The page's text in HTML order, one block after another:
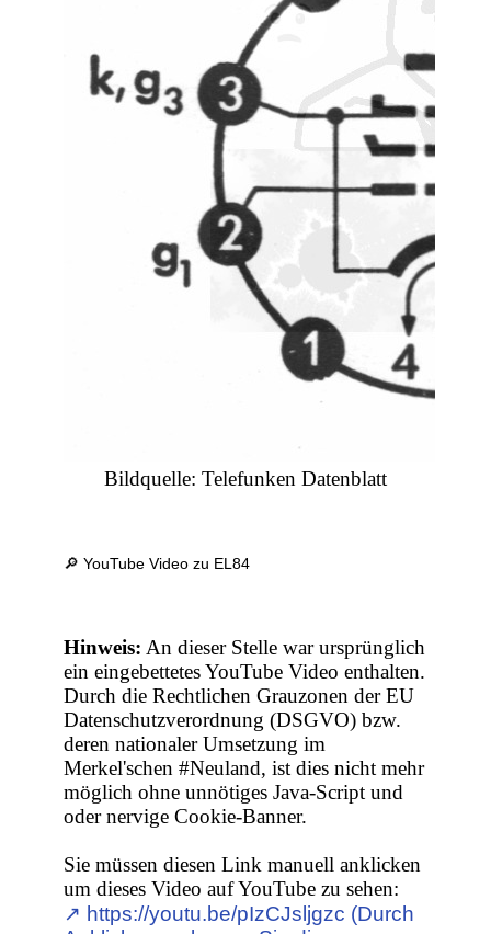
Bildquelle: Telefunken Datenblatt
🔎 YouTube Video zu EL84
Hinweis: An dieser Stelle war ursprünglich
ein eingebettetes YouTube Video enthalten.
Durch die Rechtlichen Grauzonen der EU
Datenschutzverordnung (DSGVO) bzw.
deren nationaler Umsetzung im
Merkel'schen #Neuland, ist dies nicht mehr
möglich ohne unnötiges Java-Script und
oder nervige Cookie-Banner.
Sie müssen diesen Link manuell anklicken
um dieses Video auf YouTube zu sehen:
↗︎ https://youtu.be/pIzCJsljgzc (Durch